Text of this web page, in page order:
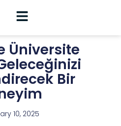
Üniversite
Bir
10, 2025